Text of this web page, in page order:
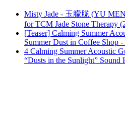
Misty Jade - 玉朦胧 (YU
for TCM Jade Stone Therapy
[Teaser] Calming Summer
Summer Dust in Coffee Shop -
4 Calming Summer Acoustic
“Dusts in the Sunlight” Sound